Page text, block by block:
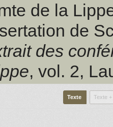
de la
de
des
, vol. 2,
Texte Texte